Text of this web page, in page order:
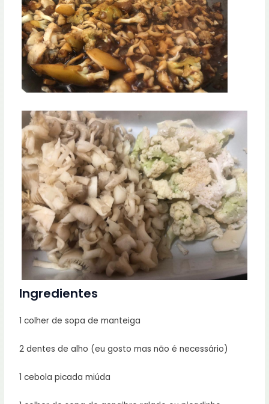
Ingredientes
1 colher de sopa de manteiga
2 dentes de alho (eu gosto mas não é necessário)
1 cebola picada miúda